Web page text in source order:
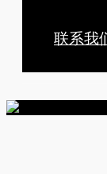
联系我